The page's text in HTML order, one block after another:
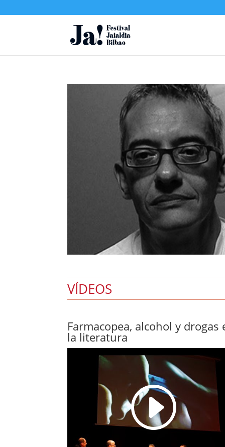
VÍDEOS
Farmacopea, alcohol y drogas
la literatura
I